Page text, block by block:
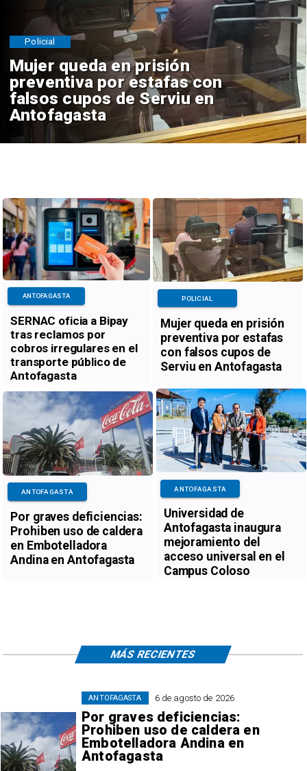
Mujer queda en prisión
preventiva por estafas con
falsos cupos de Serviu en
Antofagasta
Policial
SERNAC oficia a Bipay
tras reclamos por
cobros irregulares en el
transporte público de
Antofagasta
ANTOFAGASTA
Mujer queda en prisión
preventiva por estafas
con falsos cupos de
Serviu en Antofagasta
POLICIAL
Por graves deficiencias:
Prohiben uso de caldera
en Embotelladora
Andina en Antofagasta
ANTOFAGASTA
Universidad de
Antofagasta inaugura
mejoramiento del
acceso universal en el
Campus Coloso
ANTOFAGASTA
6 de agosto de 2026
Por graves deficiencias:
Prohiben uso de caldera en
Embotelladora Andina en
Antofagasta
ANTOFAGASTA
MÁS RECIENTES